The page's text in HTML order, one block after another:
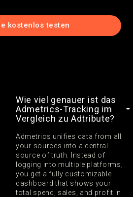
kostenlos testen
Wie viel genauer ist das
Admetrics-Tracking im
Vergleich zu Adtribute?
Admetrics unifies data from all
your sources into a central
source of truth. Instead of
logging into multiple platforms,
you get a fully customizable
dashboard that shows your
total spend, sales, and profit in